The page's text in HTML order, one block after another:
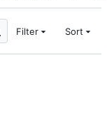
Filter Sort